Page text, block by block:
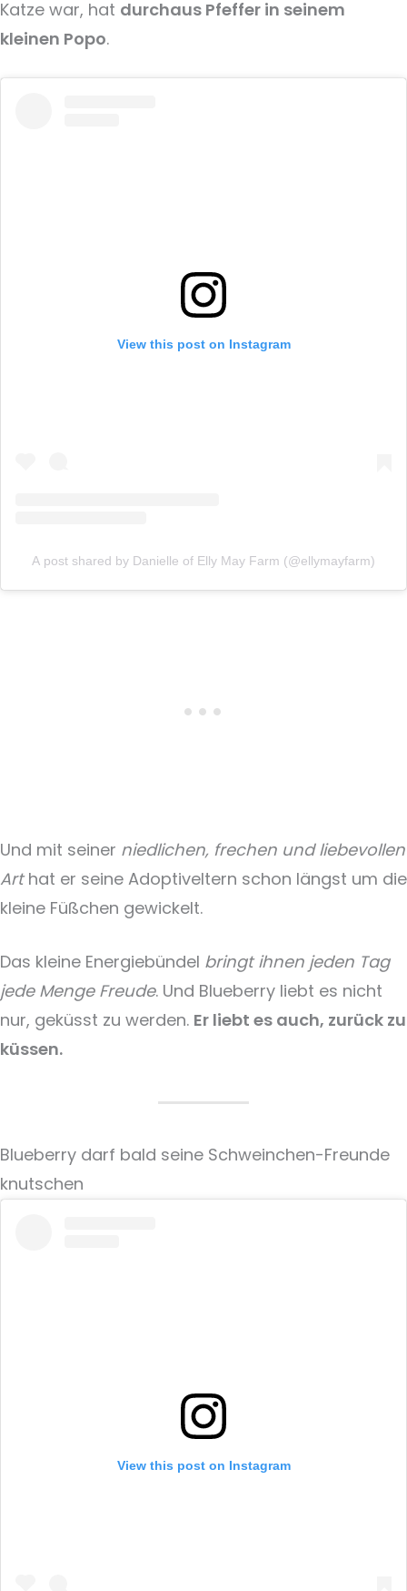
Katze war, hat durchaus Pfeffer in seinem
kleinen Popo.
View this post on Instagram
A post shared by Danielle of Elly May Farm (@ellymayfarm)
Und mit seiner niedlichen, frechen und liebevollen
Arthat er seine Adoptiveltern schon längst um die
kleine Füßchen gewickelt.
Das kleine Energiebündel bringt ihnen jeden Tag
jede Menge Freude. Und Blueberry liebt es nicht
nur, geküsst zu werden. Er liebt es auch, zurück zu
küssen.
Blueberry darf bald seine Schweinchen-Freunde
knutschen
View this post on Instagram